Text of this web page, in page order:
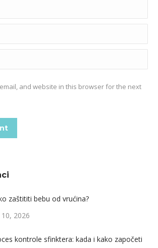
and website in this browser for the next
zaštititi bebu od vrućina?
10, 2026
kontrole sfinktera: kada i kako započeti